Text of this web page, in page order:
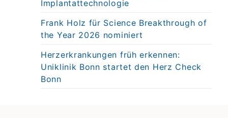
Implantattechnologie
Frank Holz für Science Breakthrough of
the Year 2026 nominiert
Herzerkrankungen früh erkennen:
Uniklinik Bonn startet den Herz Check
Bonn